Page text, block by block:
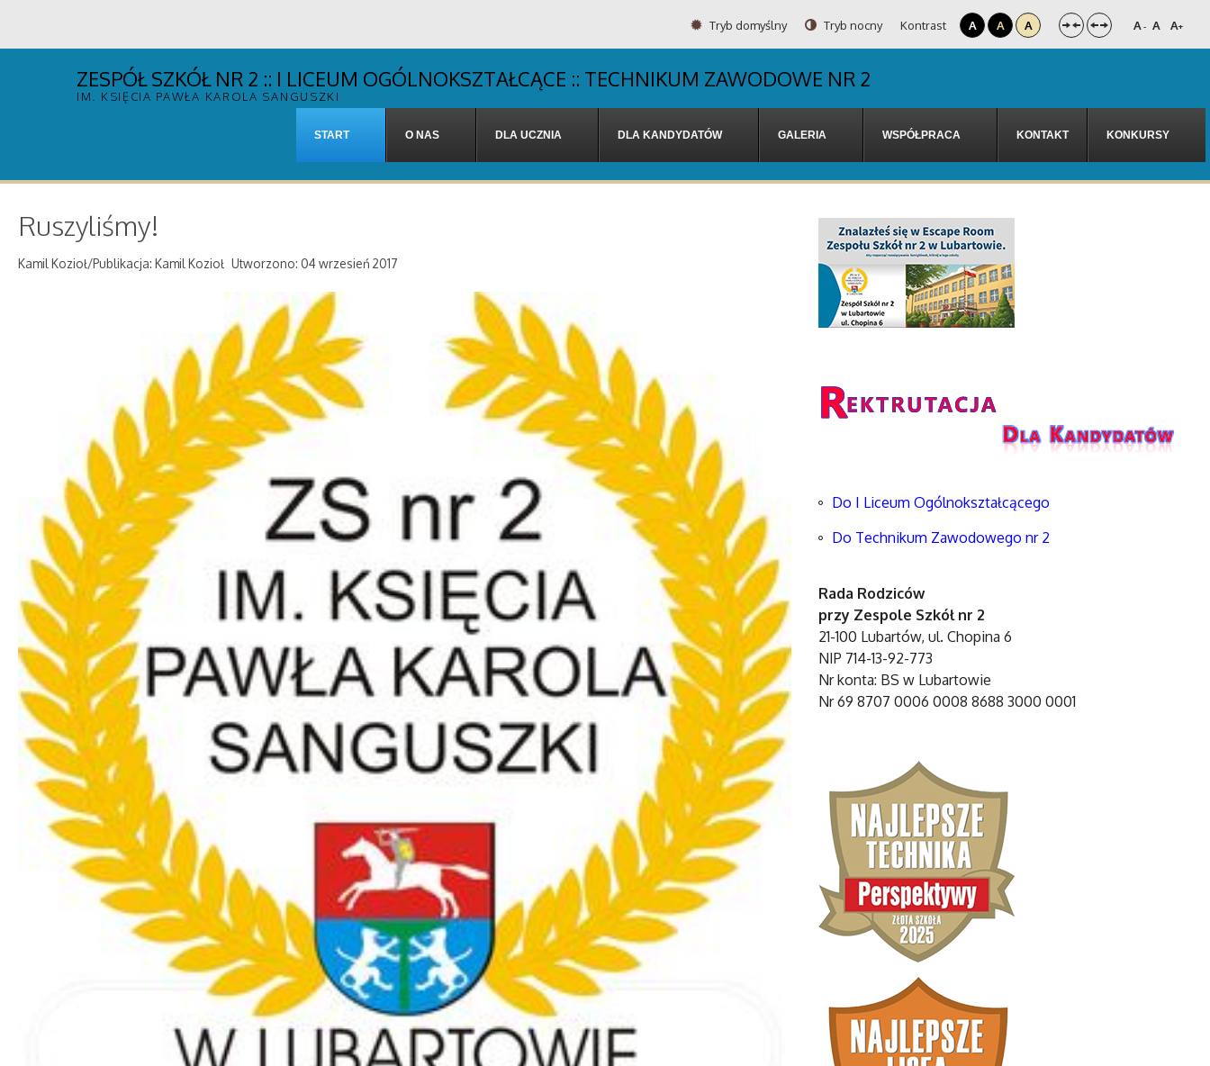
Tryb domyślny Tryb nocny Kontrast A A A A- A A+
ZESPÓŁ SZKÓŁ NR 2 :: I LICEUM OGÓLNOKSZTAŁCĄCE :: TECHNIKUM ZAWODOWE NR 2
IM. KSIĘCIA PAWŁA KAROLA SANGUSZKI
START O NAS DLA UCZNIA DLA KANDYDATÓW GALERIA WSPÓŁPRACA KONTAKT KONKURSY
Ruszyliśmy!
Kamil Kozioł/Publikacja: Kamil Kozioł Utworzono: 04 wrzesień 2017
Do I Liceum Ogólnokształcącego
Do Technikum Zawodowego nr 2
Rada Rodziców
przy Zespole Szkół nr 2
21-100 Lubartów, ul. Chopina 6
NIP 714-13-92-773
Nr konta: BS w Lubartowie
Nr 69 8707 0006 0008 8688 3000 0001